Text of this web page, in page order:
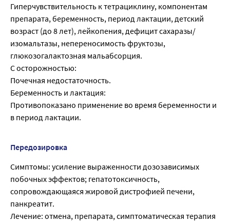
Гиперчувствительность к тетрациклину, компонентам
препарата, беременность, период лактации, детский
возраст (до 8 лет), лейкопения, дефицит сахаразы/
изомальтазы, непереносимость фруктозы,
глюкозогалактозная мальабсорция.
С осторожностью:
Почечная недостаточность.
Беременность и лактация:
Противопоказано применение во время беременности и
в период лактации.
Передозировка
Симптомы: усиление выраженности дозозависимых
побочных эффектов; гепатотоксичность,
сопровождающаяся жировой дистрофией печени,
панкреатит.
Лечение: отмена, препарата, симптоматическая терапия